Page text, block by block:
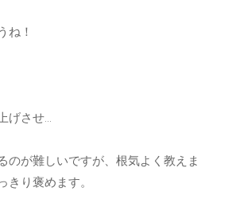
ね！
げさせ…
のが難しいですが、根気よく教えま
り褒めます。